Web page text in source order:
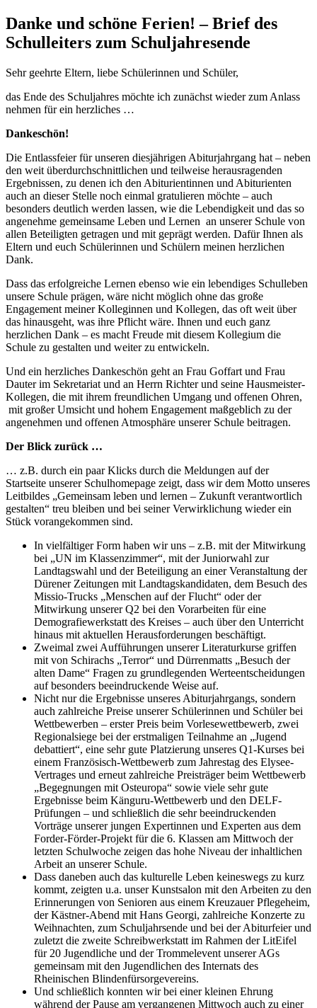
Danke und schöne Ferien! – Brief des
Schulleiters zum Schuljahresende
Sehr geehrte Eltern, liebe Schülerinnen und Schüler,
das Ende des Schuljahres möchte ich zunächst wieder zum Anlass
nehmen für ein herzliches …
Dankeschön!
Die Entlassfeier für unseren diesjährigen Abiturjahrgang hat – neben
den weit überdurchschnittlichen und teilweise herausragenden
Ergebnissen, zu denen ich den Abiturientinnen und Abiturienten
auch an dieser Stelle noch einmal gratulieren möchte – auch
besonders deutlich werden lassen, wie die Lebendigkeit und das so
angenehme gemeinsame Leben und Lernen an unserer Schule von
allen Beteiligten getragen und mit geprägt werden. Dafür Ihnen als
Eltern und euch Schülerinnen und Schülern meinen herzlichen
Dank.
Dass das erfolgreiche Lernen ebenso wie ein lebendiges Schulleben
unsere Schule prägen, wäre nicht möglich ohne das große
Engagement meiner Kolleginnen und Kollegen, das oft weit über
das hinausgeht, was ihre Pflicht wäre. Ihnen und euch ganz
herzlichen Dank – es macht Freude mit diesem Kollegium die
Schule zu gestalten und weiter zu entwickeln.
Und ein herzliches Dankeschön geht an Frau Goffart und Frau
Dauter im Sekretariat und an Herrn Richter und seine Hausmeister-
Kollegen, die mit ihrem freundlichen Umgang und offenen Ohren,
mit großer Umsicht und hohem Engagement maßgeblich zu der
angenehmen und offenen Atmosphäre unserer Schule beitragen.
Der Blick zurück …
… z.B. durch ein paar Klicks durch die Meldungen auf der
Startseite unserer Schulhomepage zeigt, dass wir dem Motto unseres
Leitbildes „Gemeinsam leben und lernen – Zukunft verantwortlich
gestalten“ treu bleiben und bei seiner Verwirklichung wieder ein
Stück vorangekommen sind.
In vielfältiger Form haben wir uns – z.B. mit der Mitwirkung
bei „UN im Klassenzimmer“, mit der Juniorwahl zur
Landtagswahl und der Beteiligung an einer Veranstaltung der
Dürener Zeitungen mit Landtagskandidaten, dem Besuch des
Missio-Trucks „Menschen auf der Flucht“ oder der
Mitwirkung unserer Q2 bei den Vorarbeiten für eine
Demografiewerkstatt des Kreises – auch über den Unterricht
hinaus mit aktuellen Herausforderungen beschäftigt.
Zweimal zwei Aufführungen unserer Literaturkurse griffen
mit von Schirachs „Terror“ und Dürrenmatts „Besuch der
alten Dame“ Fragen zu grundlegenden Werteentscheidungen
auf besonders beeindruckende Weise auf.
Nicht nur die Ergebnisse unseres Abiturjahrgangs, sondern
auch zahlreiche Preise unserer Schülerinnen und Schüler bei
Wettbewerben – erster Preis beim Vorlesewettbewerb, zwei
Regionalsiege bei der erstmaligen Teilnahme an „Jugend
debattiert“, eine sehr gute Platzierung unseres Q1-Kurses bei
einem Französisch-Wettbewerb zum Jahrestag des Elysee-
Vertrages und erneut zahlreiche Preisträger beim Wettbewerb
„Begegnungen mit Osteuropa“ sowie viele sehr gute
Ergebnisse beim Känguru-Wettbewerb und den DELF-
Prüfungen – und schließlich die sehr beeindruckenden
Vorträge unserer jungen Expertinnen und Experten aus dem
Forder-Förder-Projekt für die 6. Klassen am Mittwoch der
letzten Schulwoche zeigen das hohe Niveau der inhaltlichen
Arbeit an unserer Schule.
Dass daneben auch das kulturelle Leben keineswegs zu kurz
kommt, zeigten u.a. unser Kunstsalon mit den Arbeiten zu den
Erinnerungen von Senioren aus einem Kreuzauer Pflegeheim,
der Kästner-Abend mit Hans Georgi, zahlreiche Konzerte zu
Weihnachten, zum Schuljahrsende und bei der Abiturfeier und
zuletzt die zweite Schreibwerkstatt im Rahmen der LitEifel
für 20 Jugendliche und der Trommelevent unserer AGs
gemeinsam mit den Jugendlichen des Internats des
Rheinischen Blindenfürsorgevereins.
Und schließlich konnten wir bei einer kleinen Ehrung
während der Pause am vergangenen Mittwoch auch zu einer